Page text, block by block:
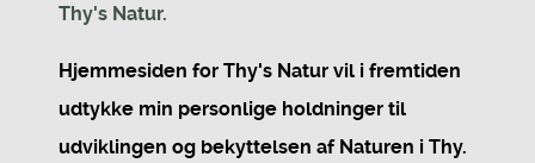
Thy's Natur.
Hjemmesiden for Thy's Natur vil i fremtiden
udtykke min personlige holdninger til
udviklingen og bekyttelsen af Naturen i Thy.